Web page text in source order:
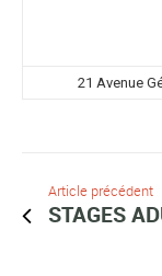
21 Avenue
Article précédent
STAGES